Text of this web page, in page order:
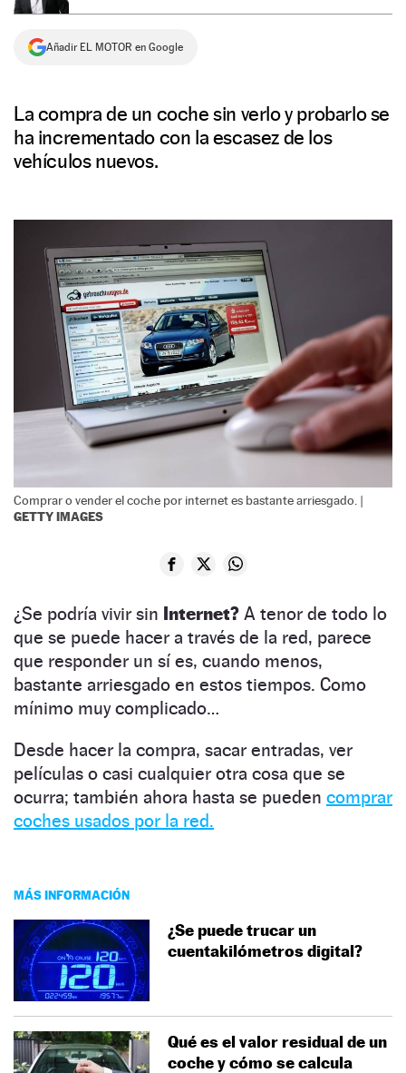
Añadir EL MOTOR en Google
La compra de un coche sin verlo y probarlo se
ha incrementado con la escasez de los
vehículos nuevos.
Comprar o vender el coche por internet es bastante arriesgado. |
GETTY IMAGES
¿Se podría vivir sin Internet? A tenor de todo lo
que se puede hacer a través de la red, parece
que responder un sí es, cuando menos,
bastante arriesgado en estos tiempos. Como
mínimo muy complicado…
Desde hacer la compra, sacar entradas, ver
películas o casi cualquier otra cosa que se
ocurra; también ahora hasta se pueden comprar
coches usados por la red.
MÁS INFORMACIÓN
¿Se puede trucar un
cuentakilómetros digital?
Qué es el valor residual de un
coche y cómo se calcula